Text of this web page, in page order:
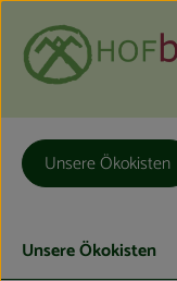
Unsere Ökokisten
Unsere Ökokisten